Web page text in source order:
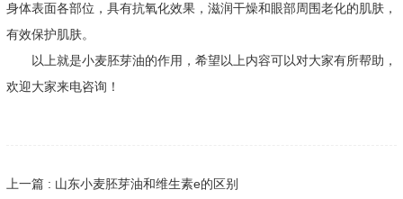
身体表面各部位，具有抗氧化效果，滋润干燥和眼部周围老化的肌肤，
有效保护肌肤。
以上就是小麦胚芽油的作用，希望以上内容可以对大家有所帮助，
欢迎大家来电咨询！
上一篇 : 山东小麦胚芽油和维生素e的区别